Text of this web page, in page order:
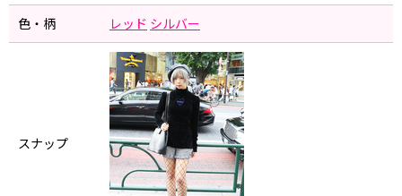
色・柄 レッド シルバー
スナップ